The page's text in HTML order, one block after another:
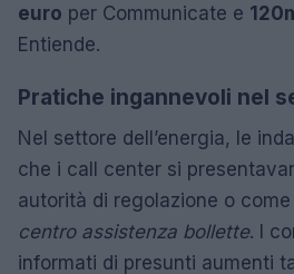
euro per Communicate e
Entiende.
Pratiche ingannevoli nel
Nel settore dell’energia, le
che i call center si
autorità di regolazione o
centro assistenza bollette. I
informati di presunti aumenti